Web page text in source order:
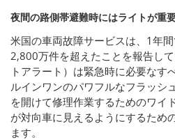
夜間の路側帯避難時にはライトが重
米国の車両故障サービスは、1年
2,800万件を超えたことを報告し
トアラート）は緊急時に必要なす
ルインワンのパワフルなフラッシ
を開けて修理作業するためのワイ
が対向車に見えるようにするため
ます。